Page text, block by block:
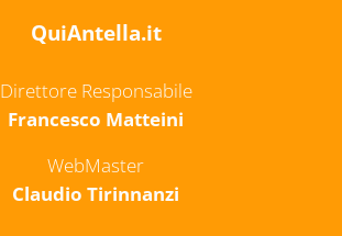
QuiAntella.it
Direttore Responsabile
Francesco Matteini
WebMaster
Claudio Tirinnanzi